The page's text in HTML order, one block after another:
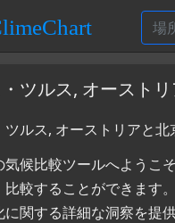
ツルス, オースト
ツルス, オーストリアと
気候比較ツールへようこ
比較することができます
に関する詳細な洞察を提